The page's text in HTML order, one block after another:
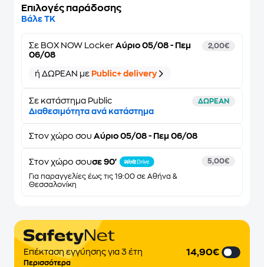
Επιλογές παράδοσης
Βάλε ΤΚ
Σε BOX NOW Locker Αύριο 05/08 - Πεμ
06/08
2,00€
ή ΔΩΡΕΑΝ με Public+ delivery
Σε κατάστημα Public ΔΩΡΕΑΝ
Διαθεσιμότητα ανά κατάστημα
Στον χώρο σου Αύριο 05/08 - Πεμ 06/08
Στον χώρο σουσε 90'
Για παραγγελίες έως τις 19:00 σε Αθήνα &
Θεσσαλονίκη
5,00€
Επέκταση εγγύησης για 3 έτη
Περισσότερα
14,90€